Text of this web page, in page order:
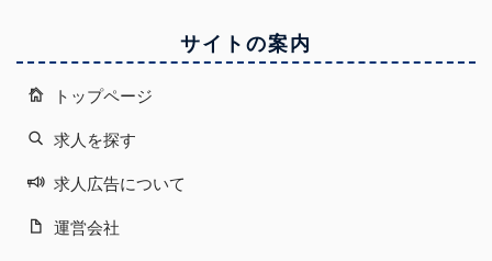
サイトの案内
トップページ
求人を探す
求人広告について
運営会社